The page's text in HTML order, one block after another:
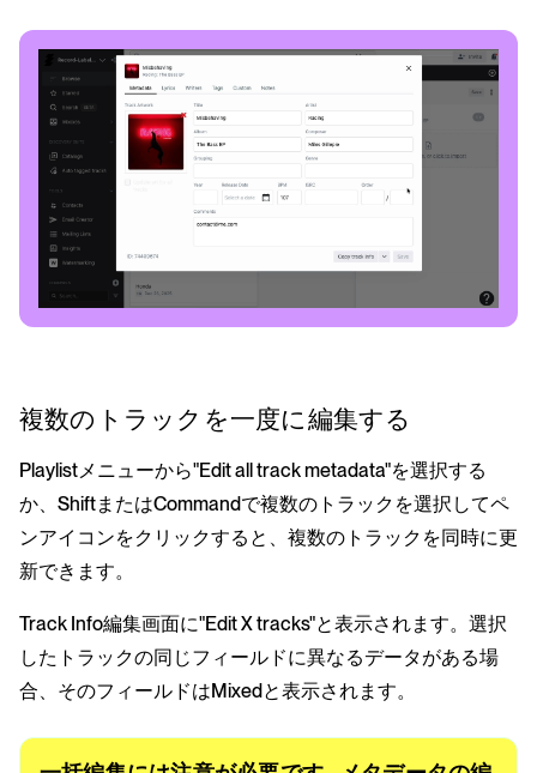
複数のトラックを一度に編集する
Playlistメニューから"Edit all track metadata"を選択する
か、ShiftまたはCommandで複数のトラックを選択してペ
ンアイコンをクリックすると、複数のトラックを同時に更
新できます。
Track Info編集画面に"Edit X tracks"と表示されます。選択
したトラックの同じフィールドに異なるデータがある場
合、そのフィールドはMixedと表示されます。